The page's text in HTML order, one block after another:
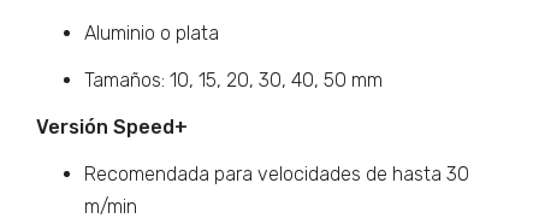
Aluminio o plata
Tamaños: 10, 15, 20, 30, 40, 50 mm
Versión Speed+
Recomendada para velocidades de hasta 30
m/min